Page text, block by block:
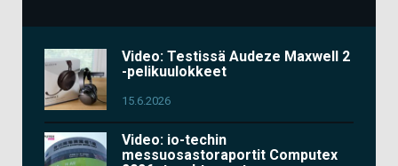
Video: Testissä Audeze Maxwell 2
-pelikuulokkeet
15.6.2026
Video: io-techin
messuosastoraportit Computex